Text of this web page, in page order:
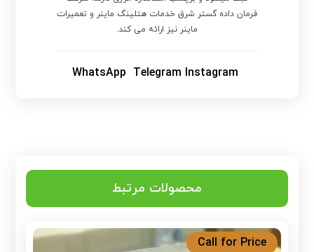
فرمان داده گستر شرق خدمات هتلینگ ماینر و تعمیرات
ماینر نیز ارائه می کند.
WhatsApp Telegram Instagram
محصولات مرتبط
Call for Price